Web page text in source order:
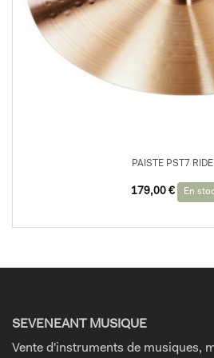
PAISTE PST7
179,00 € En
SEVENEANT MUSIQUE
Vente d'instruments de musiques,